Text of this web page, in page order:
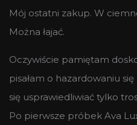
Mój ostatni zakup. W
Można łajać.
Oczywiście pamiętam
pisałam o hazardowaniu
się usprawiedliwiać tylko
Po pierwsze próbek Ava